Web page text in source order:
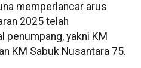
memperlancar arus
2025 telah
penumpang, yakni KM
KM Sabuk Nusantara 75.